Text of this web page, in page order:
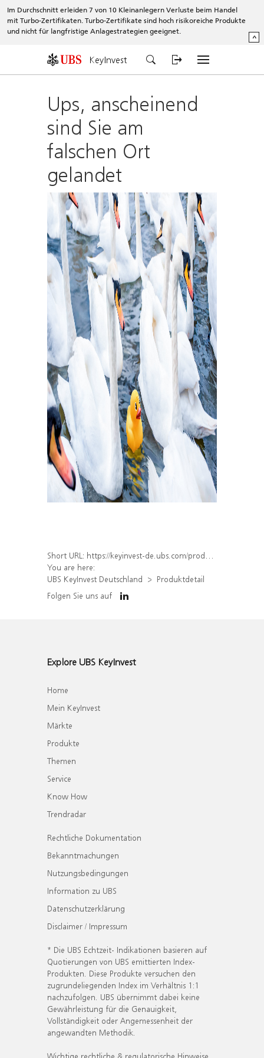
Im Durchschnitt erleiden 7 von 10 Kleinanlegern Verluste beim Handel
mit Turbo-Zertifikaten. Turbo-Zertifikate sind hoch risikoreiche Produkte
und nicht für langfristige Anlagestrategien geeignet.
^
KeyInvest
Ups, anscheinend
sind Sie am
falschen Ort
gelandet
Short URL: https://keyinvest-de.ubs.com/produkt/detail/index/isin/DE000WA71FY9
You are here:
UBS KeyInvest Deutschland
Produktdetail
Folgen Sie uns auf
Explore UBS KeyInvest
Home
Mein KeyInvest
Märkte
Produkte
Themen
Service
Know How
Trendradar
Rechtliche Dokumentation
Bekanntmachungen
Nutzungsbedingungen
Information zu UBS
Datenschutzerklärung
Disclaimer / Impressum
* Die UBS Echtzeit- Indikationen basieren auf
Quotierungen von UBS emittierten Index-
Produkten. Diese Produkte versuchen den
zugrundeliegenden Index im Verhältnis 1:1
nachzufolgen. UBS übernimmt dabei keine
Gewährleistung für die Genauigkeit,
Vollständigkeit oder Angemessenheit der
angewandten Methodik.